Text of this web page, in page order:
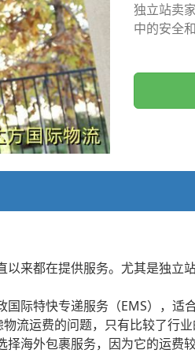
独立站卖
中的安全
来都在提供服务。尤其是独立
际特快专递服务（EMS），适
流运费的问题，只有比较了行
海外包裹服务，因为它的运费